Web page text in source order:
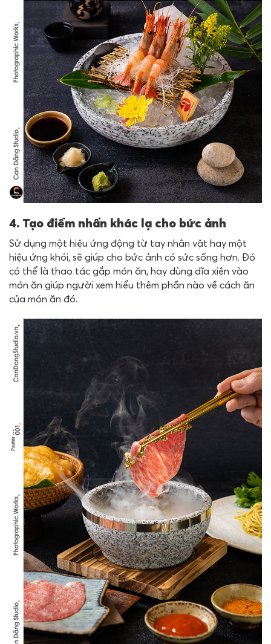
4. Tạo điểm nhấn khác lạ cho bức ảnh
Sử dụng một hiệu ứng động từ tay nhân vật hay một
hiệu ứng khói, sẽ giúp cho bức ảnh có sức sống hơn. Đó
có thể là thao tác gắp món ăn, hay dùng dĩa xiên vào
món ăn giúp người xem hiểu thêm phần nào về cách ăn
của món ăn đó.